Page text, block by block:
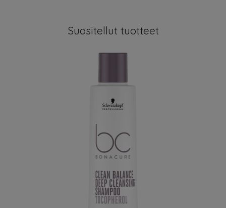
Suositellut tuotteet